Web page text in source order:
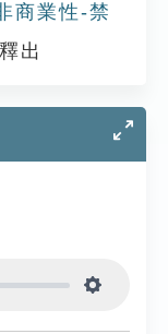
商業性-禁
出